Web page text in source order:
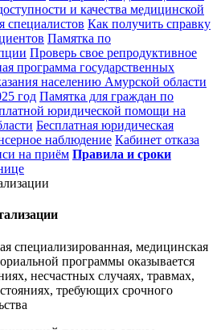
и качества медицинской
специалистов Как получить справку
Памятка по
Проверь свое репродуктивное
программа государственных
населению Амурской области
год Памятка для граждан по
юридической помощи на
Бесплатная юридическая
наблюдение Кабинет отказа
на приём Правила и сроки
специализированная, медицинская
программы оказывается
несчастных случаях, травмах,
требующих срочного